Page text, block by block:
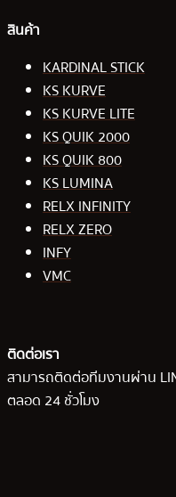
สินค้า
KARDINAL STICK
KS KURVE
KS KURVE LITE
KS QUIK 2000
KS QUIK 800
KS LUMINA
RELX INFINITY
RELX ZERO
INFY
VMC
ติดต่อเรา
สามารถติดต่อทีมงานผ่าน
ตลอด 24 ชั่วโมง